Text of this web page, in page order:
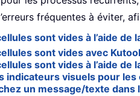
fréquentes à éviter,
sont vides à l’aide de
sont vides avec
sont vides à l’aide de
visuels pour
un message/texte dans